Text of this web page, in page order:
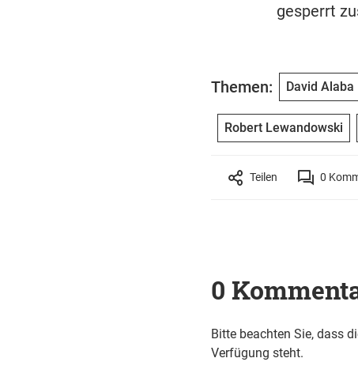
gesperrt
Themen: David Alaba
Robert Lewandowski
Teilen 0
0
Bitte beachten Sie, dass
Verfügung steht.